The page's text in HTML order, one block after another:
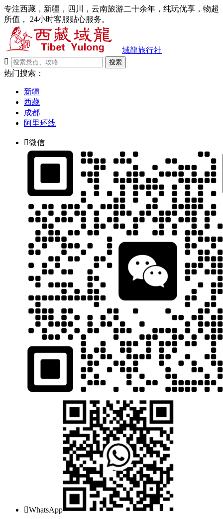
专注西藏，新疆，四川，云南旅游二十余年，纯玩优享，物超
所值， 24小时客服贴心服务。
域龍旅行社

搜索
热门搜索：
新疆
西藏
成都
阿里环线
微信
WhatsApp